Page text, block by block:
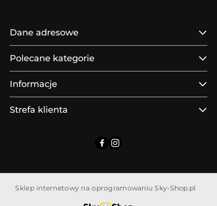
Dane adresowe
Polecane kategorie
Informacje
Strefa klienta
Sklep internetowy na oprogramowaniu Sky-Shop.pl